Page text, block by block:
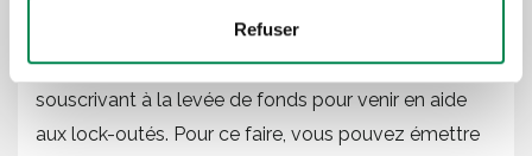
Refuser
Vous êtes aussi invités à montrer votre soutien en
souscrivant à la levée de fonds pour venir en aide
aux lock-outés. Pour ce faire, vous pouvez émettre